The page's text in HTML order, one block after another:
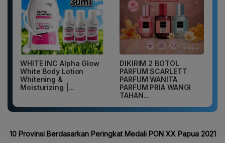
WHITE INC Alpha Glow
White Body Lotion
Whitening &
Moisturizing |...
DIKIRIM 2 BOTOL
PARFUM SCARLETT
PARFUM WANITA
PARFUM PRIA WANGI
TAHAN...